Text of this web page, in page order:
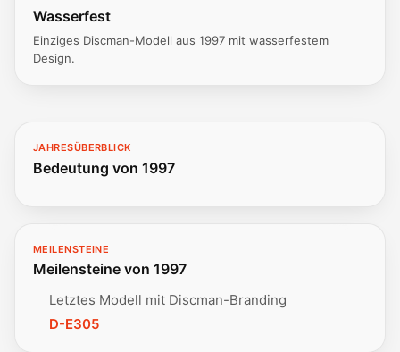
Wasserfest
Einziges Discman-Modell aus 1997 mit wasserfestem
Design.
JAHRESÜBERBLICK
Bedeutung von 1997
MEILENSTEINE
Meilensteine von 1997
Letztes Modell mit Discman-Branding
D-E305